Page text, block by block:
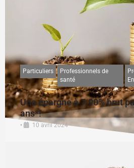
Particuliers
Professionnels de
santé
Une épargne à 7.90% brut
ans*!
• 10 avril 2024